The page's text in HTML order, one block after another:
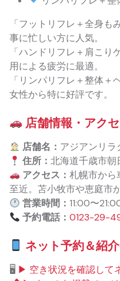
「フットリフレ＋全身
事に忙しい方に人気。
「ハンドリフレ＋肩こ
用による疲労に最適。
「リンパリフレ＋整体
女性から特に好評です。
店舗情報・アク
店舗名： アジアンリ
住所：北海道千歳市朝
アクセス：札幌市から
至近。苫小牧市や恵庭市
営業時間：11:00〜
予約電話：0123-29-
ネット予約＆紹
🖥 ▶ 空き状況を確認して